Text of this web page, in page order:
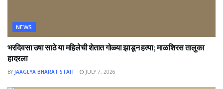
NEWS
भरदिवसा उषा साठे या महिलेची शेतात गोळ्या झाडून हत्या; माळशिरस तालुका
हादरला
BY JAAGLYA BHARAT STAFF JULY 7, 2026